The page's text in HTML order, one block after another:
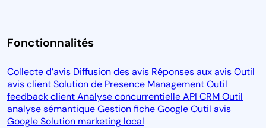
Fonctionnalités
Collecte d’avis Diffusion des avis Réponses aux avisOutil
avis clientSolution de Presence ManagementOutil
feedback clientAnalyse concurrentielleAPI CRMOutil
analyse sémantiqueGestion fiche GoogleOutil avis
GoogleSolution marketing local